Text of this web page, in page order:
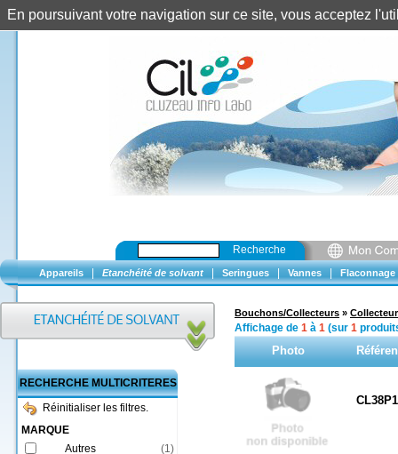
Recherche
Appareils Etanchéité de solvant Seringues Vannes Flaconnage
RECHERCHE MULTICRITERES
Réinitialiser les filtres.
MARQUE
Autres
(1)
Bouchons/Collecteurs »
Affichage de 1 à 1 (sur 1
Photo
En poursuivant votre navigation sur ce site, vous acceptez